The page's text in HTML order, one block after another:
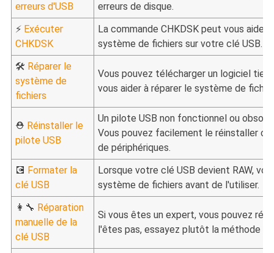
erreurs d'USB
erreurs de disque.
⚡ Exécuter
CHKDSK
La commande CHKDSK peut vous
système de fichiers sur votre clé USB.
🛠️ Réparer le
système de
fichiers
Vous pouvez télécharger un logiciel
vous aider à réparer le système de
⛑️ Réinstaller le
pilote USB
Un pilote USB non fonctionnel ou
Vous pouvez facilement le réinstaller
de périphériques.
💽 Formater la
clé USB
Lorsque votre clé USB devient RAW,
système de fichiers avant de l'utiliser.
👩‍🔧 Réparation
manuelle de la
clé USB
Si vous êtes un expert, vous pouvez
l'êtes pas, essayez plutôt la méthode